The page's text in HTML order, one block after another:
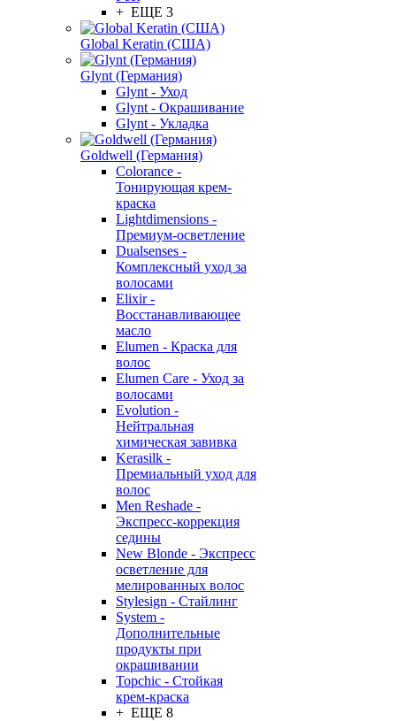
+ ЕЩЕ 3
Global Keratin (США)
Glynt (Германия)
Glynt - Уход
Glynt - Окрашивание
Glynt - Укладка
Goldwell (Германия)
Colorance -
Тонирующая крем-
краска
Lightdimensions -
Премиум-осветление
Dualsenses -
Комплексный уход за
волосами
Elixir -
Восстанавливающее
масло
Elumen - Краска для
волос
Elumen Care - Уход за
волосами
Evolution -
Нейтральная
химическая завивка
Kerasilk -
Премиальный уход для
волос
Men Reshade -
Экспресс-коррекция
седины
New Blonde - Экспресс
осветление для
мелированных волос
Stylesign - Стайлинг
System -
Дополнительные
продукты при
окрашивании
Topchic - Стойкая
крем-краска
+ ЕЩЕ 8